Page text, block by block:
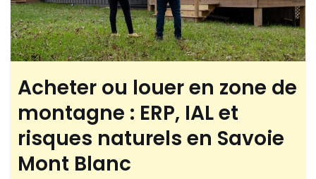
Acheter ou louer en zone de
montagne : ERP, IAL et
risques naturels en Savoie
Mont Blanc